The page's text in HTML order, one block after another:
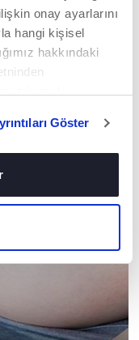
onay ayarlarını
hangi kişisel
hakkındaki
Göster